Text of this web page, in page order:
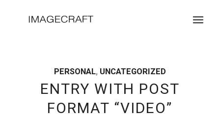
PERSONAL, UNCATEGORIZED
ENTRY WITH POST
FORMAT “VIDEO”